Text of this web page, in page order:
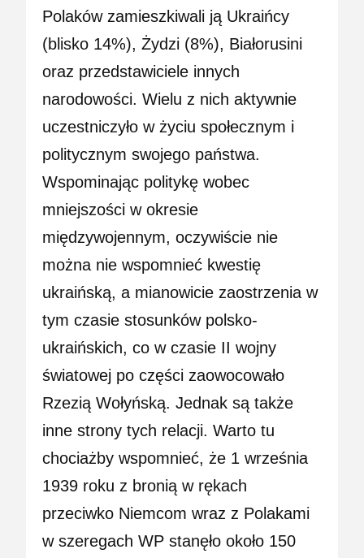
Polaków zamieszkiwali ją Ukraińcy
(blisko 14%), Żydzi (8%), Białorusini
oraz przedstawiciele innych
narodowości. Wielu z nich aktywnie
uczestniczyło w życiu społecznym i
politycznym swojego państwa.
Wspominając politykę wobec
mniejszości w okresie
międzywojennym, oczywiście nie
można nie wspomnieć kwestię
ukraińską, a mianowicie zaostrzenia w
tym czasie stosunków polsko-
ukraińskich, co w czasie II wojny
światowej po części zaowocowało
Rzezią Wołyńską. Jednak są także
inne strony tych relacji. Warto tu
chociażby wspomnieć, że 1 września
1939 roku z bronią w rękach
przeciwko Niemcom wraz z Polakami
w szeregach WP stanęło około 150